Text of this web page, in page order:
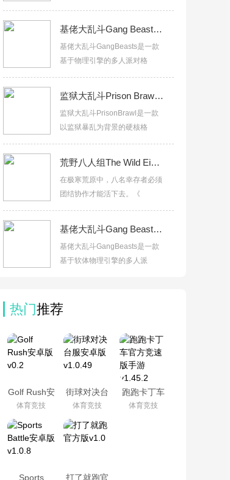
基佬大乱斗Gang BeastsPC电脑版v1.2.0联机版
基佬大乱斗GangBeasts是一款
基于物理引擎的多人派对格
监狱大乱斗Prison Brawl中文版下载v2.5完整版
监狱大乱斗PrisonBrawl是一款
以监狱暴乱为背景的硬核格
荒野八人组The Wild Eight联机版v1.0.1 绿色版
在极寒荒原中，八名幸存者必须
团结协作才能活下去。《
基佬大乱斗Gang BeastsPC版联机对战汉化版v1.2.1联机版
基佬大乱斗GangBeasts是一款
基于软体物理引擎的多人派
热门推荐
Golf Rush安
卓版v0.2
体育竞技
街球对决台
服安卓版
v1.0.49
体育竞技
跑跑卡丁车
官方竞速版
手游v1.45.2
体育竞技
Sports
打了就跑官